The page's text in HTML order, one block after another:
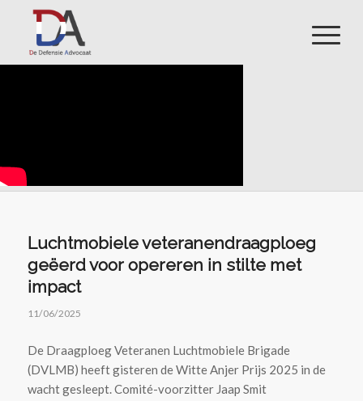
Luchtmobiele veteranendraagploeg
geëerd voor opereren in stilte met
impact
11/06/2025
De Draagploeg Veteranen Luchtmobiele Brigade
(DVLMB) heeft gisteren de Witte Anjer Prijs 2025 in de
wacht gesleept. Comité-voorzitter Jaap Smit